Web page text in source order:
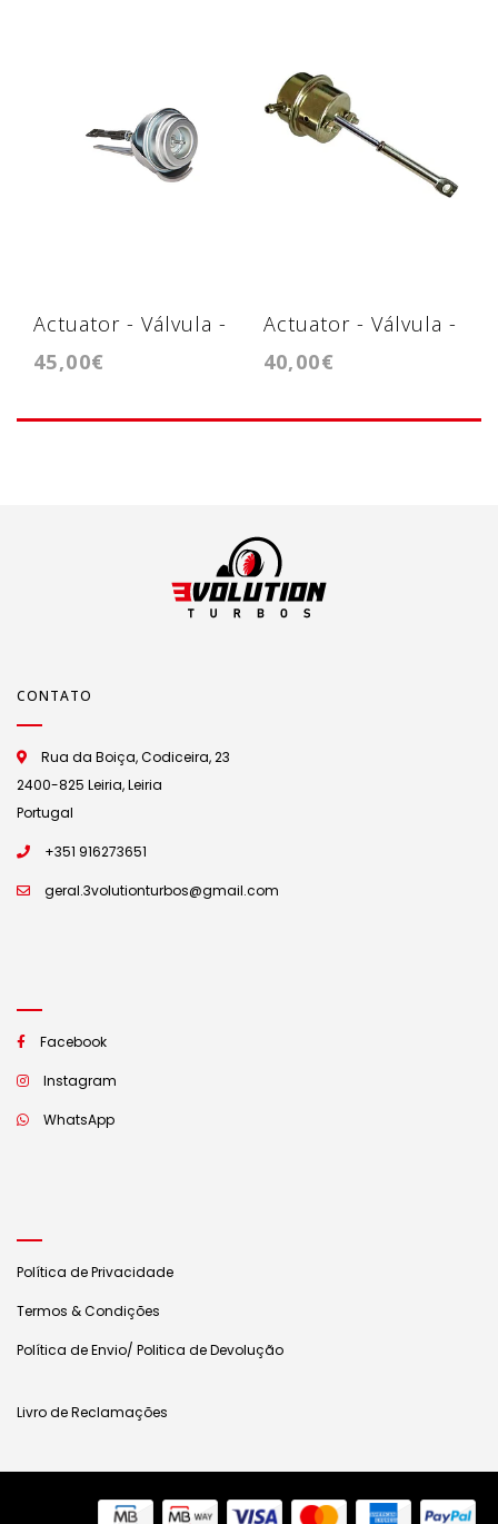
Actuator - Válvula -
GT1749V
45,00€
Actuator - Válvula -
GT2252S
40,00€
CONTATO
Rua da Boiça, Codiceira, 23
2400-825 Leiria, Leiria
Portugal
+351 916273651
geral.3volutionturbos@gmail.com
Facebook
Instagram
WhatsApp
Política de Privacidade
Termos & Condições
Política de Envio/ Politica de Devolução
Livro de Reclamações